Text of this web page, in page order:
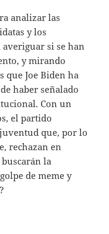
analizar las
y los
si se han
y mirando
que Joe Biden ha
haber señalado
Con un
el partido
que, por lo
rechazan en
la
de meme y